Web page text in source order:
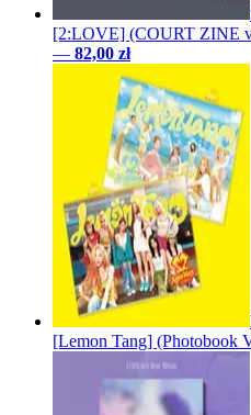
[2:LOVE] (COURT ZINE
— 82,00 zł
[Lemon Tang] (Photobook